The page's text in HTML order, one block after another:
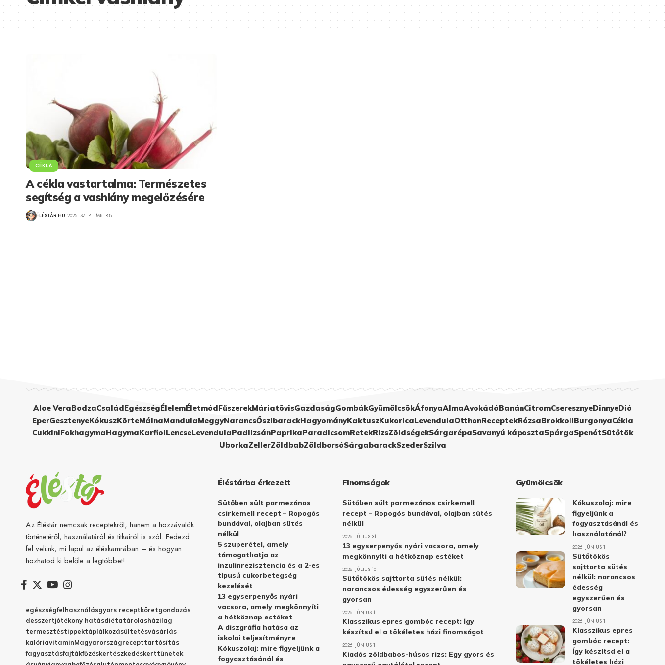
CÉKLA
A cékla vastartalma: Természetes
segítség a vashiány megelőzésére
ÉLÉSTÁR.HU 2025. SZEPTEMBER 8.
Aloe VeraBodzaCsaládEgészségÉlelemÉletmódFűszerekMáriatövisGazdaságGombákGyümölcsökÁfonyaAlmaAvokádóBanánCitromCseresznyeDinnyeDió
EperGesztenyeKókuszKörteMálnaMandulaMeggyNarancsŐszibarackHagyományKaktuszKukoricaLevendulaOtthonReceptekRózsaBrokkoliBurgonyaCékla
CukkiniFokhagymaHagymaKarfiolLencseLevendulaPadlizsánPaprikaParadicsomRetekRizsZöldségekSárgarépaSavanyú káposztaSpárgaSpenótSütőtök
UborkaZellerZöldbabZöldborsóSárgabarackSzederSzilva
Az Éléstár nemcsak receptekről, hanem a hozzávalók
történetéről, használatáról és titkairól is szól. Fedezd
fel velünk, mi lapul az éléskamrában – és hogyan
hozhatod ki belőle a legtöbbet!
egészségfelhasználásgyors receptköretgondozás
desszertjótékony hatásdiétatárolásházilag
termesztéstippektáplálkozásültetésvásárlás
kalóriavitaminMagyarországrecepttartósítás
fagyasztásfajtákfőzéskertészkedéskerttünetek
Éléstárba érkezett
Sütőben sült parmezános
csirkemell recept – Ropogós
bundával, olajban sütés
nélkül
5 szuperétel, amely
támogathatja az
inzulinrezisztencia és a 2-es
típusú cukorbetegség
kezelését
13 egyserpenyős nyári
vacsora, amely megkönnyíti
a hétköznap estéket
A diszgráfia hatása az
iskolai teljesítményre
Kókuszolaj: mire figyeljünk a
fogyasztásánál és
Finomságok
Sütőben sült parmezános csirkemell
recept – Ropogós bundával, olajban sütés
nélkül
2026. JÚLIUS 31.
13 egyserpenyős nyári vacsora, amely
megkönnyíti a hétköznap estéket
2026. JÚLIUS 10.
Sütőtökös sajttorta sütés nélkül:
narancsos édesség egyszerűen és
gyorsan
2026. JÚNIUS 1.
Klasszikus epres gombóc recept: Így
készítsd el a tökéletes házi finomságot
2026. JÚNIUS 1.
Kiadós zöldbabos-húsos rizs: Egy gyors és
Gyümölcsök
Kókuszolaj: mire
figyeljünk a
fogyasztásánál és
használatánál?
2026. JÚNIUS 1.
Sütőtökös
sajttorta sütés
nélkül: narancsos
édesség
egyszerűen és
gyorsan
2026. JÚNIUS 1.
Klasszikus epres
gombóc recept:
Így készítsd el a
tökéletes házi